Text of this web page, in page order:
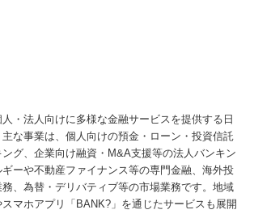
・法人向けに多様な金融サービスを提供する日
な事業は、個人向けの預金・ローン・投資信託
グ、企業向け融資・M&A支援等の法人バンキン
ーや不動産ファイナンス等の専門金融、海外投
、為替・デリバティブ等の市場業務です。地域
マホアプリ「BANK?」を通じたサービスも展開